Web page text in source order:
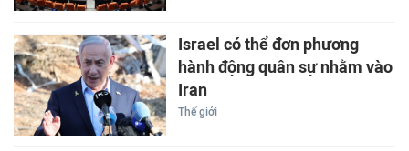
Israel có thể đơn phương
hành động quân sự nhằm vào
Iran
Thế giới